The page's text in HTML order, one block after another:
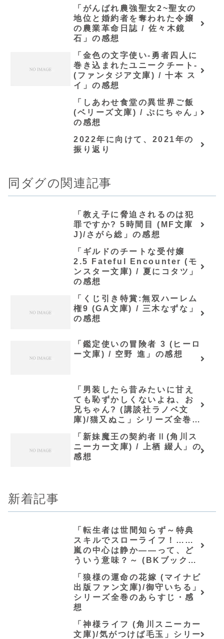
「がんばれ農強聖女2~聖女の
地位と婚約者を奪われた令嬢
の農業革命日誌 / 佐々木鏡
石」の感想
「金色の文字使い-勇者四人に
巻き込まれたユニークチート-
(ファンタジア文庫) / 十本 ス
イ」の感想
「しあわせ食堂の異世界ご飯
(ベリーズ文庫) / ぷにちゃん」
の感想
2022年に向けて、2021年の
振り返り
同ダグの関連記事
「教え子に脅迫されるのは犯
罪ですか? 5時間目 (MF文庫
J)/さがら総」の感想
「ギルドのチートな受付嬢
2.5 Fateful Encounter (モ
ンスター文庫) / 夏にコタツ」
の感想
「くじ引き特賞:無双ハーレム
権9 (GA文庫) / 三木なずな」
の感想
「鑑定使いの冒険者 3 (ヒーロ
ー文庫) / 空野 進」の感想
「男装したら昔みたいに甘え
ても恥ずかしくないよね、お
兄ちゃん? (講談社ラノベ文
庫)/猫又ぬこ」シリーズ全巻の
「新妹魔王の契約者Ⅱ(角川ス
ニーカー文庫) / 上栖 綴人」の
感想
新着記事
「転生者は世間知らず～特典
スキルでスローライフ！……
嵐の中心は静か――って、ど
ういう意味？～ (BKブック
らすじ・感想
「狼様の運命の花嫁 (マイナビ
出版ファン文庫)/御守いちる」
シリーズ全巻のあらすじ・感
想
「神様ライフ (角川スニーカー
文庫)/気がつけば毛玉」シリー